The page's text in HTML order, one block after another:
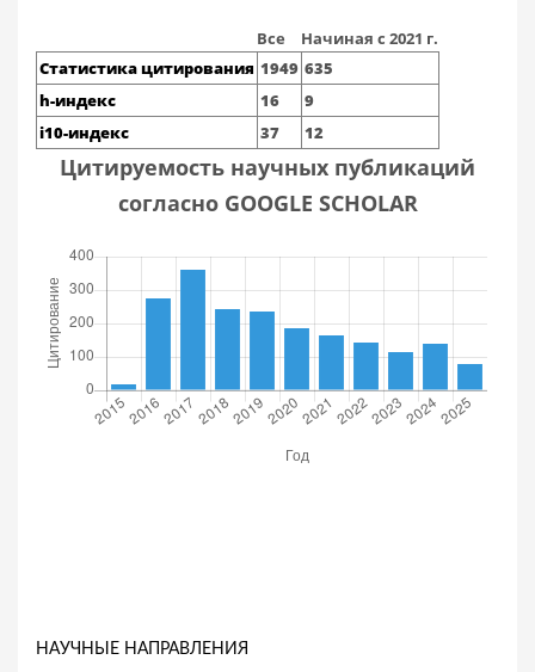
Все
Начиная с 2021 г.
Статистика цитирования 1949 635
h-индекс
16
9
i10-индекс
37 12
Цитируемость научных публикаций
согласно GOOGLE SCHOLAR
НАУЧНЫЕ НАПРАВЛЕНИЯ